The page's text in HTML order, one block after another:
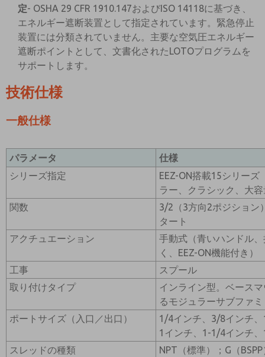
定- OSHA 29 CFR 1910.147およびISO 14118に基づき、
エネルギー遮断装置として指定されています。緊急停止
装置には分類されていません。主要な空気圧エネルギー
遮断ポイントとして、文書化されたLOTOプログラムを
サポートします。
技術仕様
一般仕様
パラメータ
仕様
シリーズ指定
EEZ-ON搭載15シリー
ラー、クラシック、大
関数
3/2（3方向2ポジション
タート
アクチュエーション
手動式（青いハンドル
く、EEZ-ON機能付き）
工事
スプール
取り付けタイプ
インライン型。ベース
るモジュラーサブファ
ポートサイズ（入口／出口）
1/4インチ、3/8インチ
1インチ、1-1/4インチ
スレッドの種類
NPT（標準）；G（